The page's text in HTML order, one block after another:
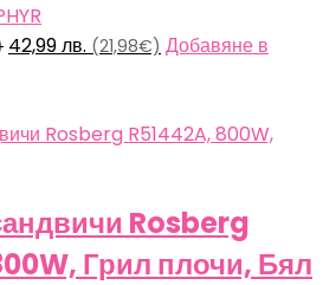
Original
55,00 лв.
42,99лв. (21,98€) Текущата
42,99 лв.
Добавяне в
Rosberg
Грил плочи, Бял